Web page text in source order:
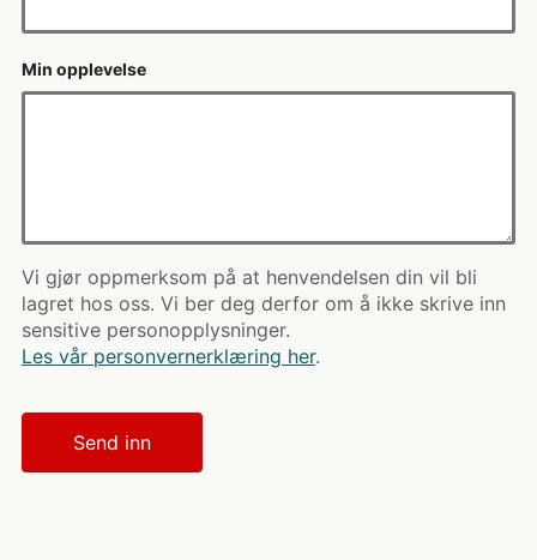
Min opplevelse
Vi gjør oppmerksom på at henvendelsen din vil bli
lagret hos oss. Vi ber deg derfor om å ikke skrive inn
sensitive personopplysninger.
Les vår personvernerklæring her.
Send inn